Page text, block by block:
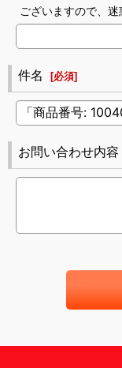
ございますので、迷
件名 [必須]
お問い合わせ内容